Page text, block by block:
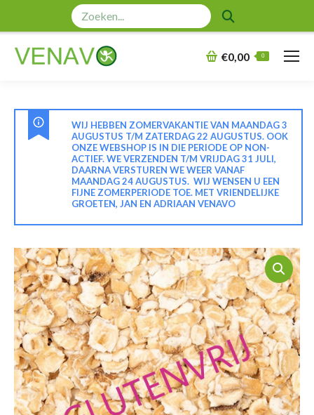
Zoeken:
€0,00 0
WIJ HEBBEN ZOMERVAKANTIE VAN MAANDAG 3
AUGUSTUS T/M ZATERDAG 22 AUGUSTUS. OOK
ONZE WEBSHOP IS IN DIE PERIODE OP NON-
ACTIEF. WE VERZENDEN T/M VRIJDAG 31 JULI,
DAARNA VERSTUREN WE WEER VANAF
MAANDAG 24 AUGUSTUS. WIJ WENSEN U EEN
FIJNE ZOMERPERIODE TOE. MET VRIENDELIJKE
GROETEN, JAN EN ADRIAAN VENAVO